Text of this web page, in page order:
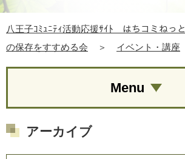
八王子ｺﾐｭﾆﾃｨ活動応援ｻｲﾄ はちコミねっと
の保存をすすめる会
＞ イベント・講座
Menu
アーカイブ